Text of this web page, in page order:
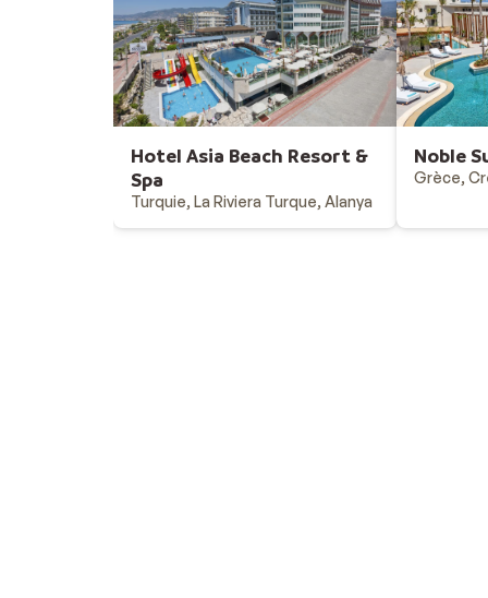
Hotel Asia Beach Resort &
Spa
Turquie, La Riviera Turque, Alanya
Noble
Grèce,